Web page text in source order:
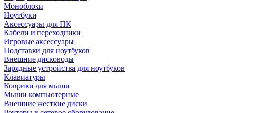
Моноблоки
Ноутбуки
Аксессуары для ПК
Кабели и переходники
Игровые аксессуары
Подставки для ноутбуков
Внешние дисководы
Зарядные устройства для ноутбуков
Клавиатуры
Коврики для мыши
Мыши компьютерные
Внешние жесткие диски